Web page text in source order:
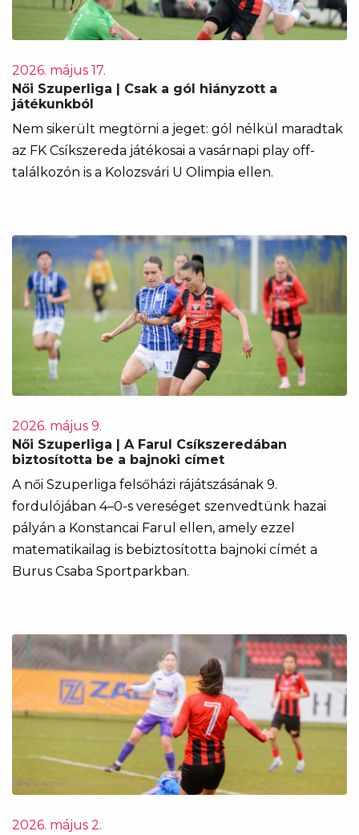
2026. május 17.
Női Szuperliga | Csak a gól hiányzott a
játékunkból
Nem sikerült megtörni a jeget: gól nélkül maradtak
az FK Csíkszereda játékosai a vasárnapi play off-
találkozón is a Kolozsvári U Olimpia ellen.
2026. május 9.
Női Szuperliga | A Farul Csíkszeredában
biztosította be a bajnoki címet
A női Szuperliga felsőházi rájátszásának 9.
fordulójában 4–0-s vereséget szenvedtünk hazai
pályán a Konstancai Farul ellen, amely ezzel
matematikailag is bebiztosította bajnoki címét a
Burus Csaba Sportparkban.
2026. május 2.